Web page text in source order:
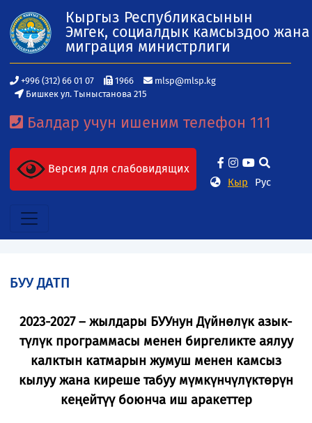
Кыргыз Республикасынын
Эмгек, социалдык камсыздоо жана
миграция министрлиги
+996 (312) 66 01 07 1966
mlsp@mlsp.kg
Бишкек ул. Тыныстанова 215
Балдар учун ишеним телефон 111
Версия для слабовидящих
Кыр Рус
БУУ ДАТП
2023-2027 – жылдары БУУнун Дүйнөлүк азык-
түлүк программасы менен биргеликте аялуу
калктын катмарын жумуш менен камсыз
кылуу жана киреше табуумүмкүнчүлүктөрүн
кеңейтүүбоюнча иш аракеттер